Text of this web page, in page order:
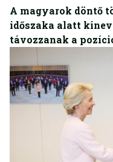
A magyarok döntő
időszaka alatt
távozzanak a